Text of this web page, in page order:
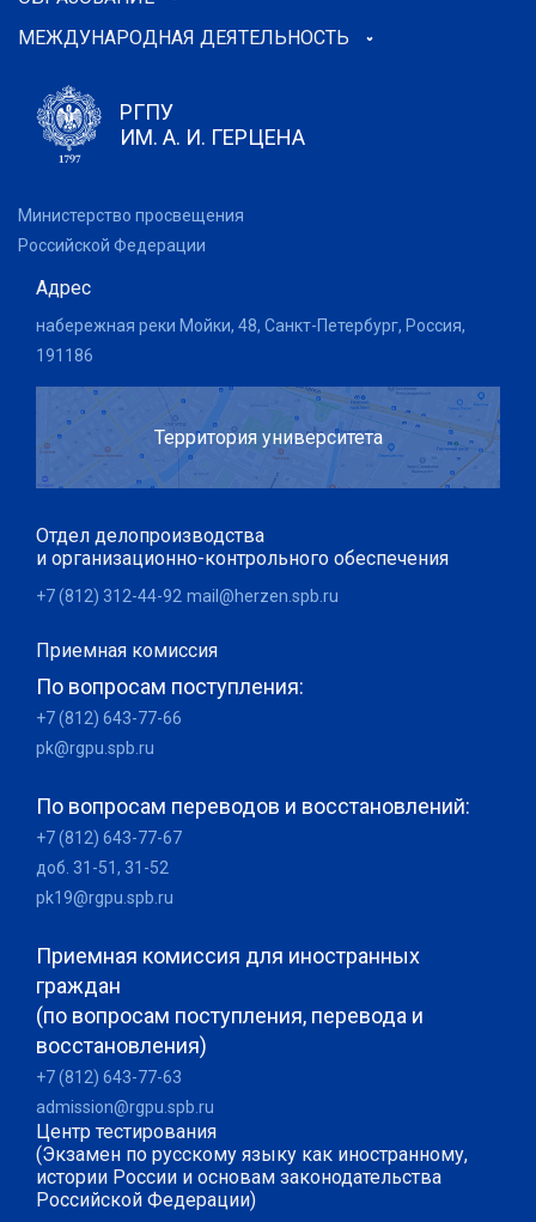
МЕЖДУНАРОДНАЯ ДЕЯТЕЛЬНОСТЬ
РГПУ
ИМ. А. И. ГЕРЦЕНА
Министерство просвещения
Российской Федерации
Адрес
набережная реки Мойки, 48, Санкт-Петербург, Россия,
191186
Территория университета
Отдел делопроизводства
и организационно-контрольного обеспечения
+7 (812) 312-44-92 mail@herzen.spb.ru
Приемная комиссия
По вопросам поступления:
+7 (812) 643-77-66
pk@rgpu.spb.ru
По вопросам переводов и восстановлений:
+7 (812) 643-77-67
доб. 31-51, 31-52
pk19@rgpu.spb.ru
Приемная комиссия для иностранных
граждан
(по вопросам поступления, перевода и
восстановления)
+7 (812) 643-77-63
admission@rgpu.spb.ru
Центр тестирования
(Экзамен по русскому языку как иностранному,
истории России и основам законодательства
Российской Федерации)